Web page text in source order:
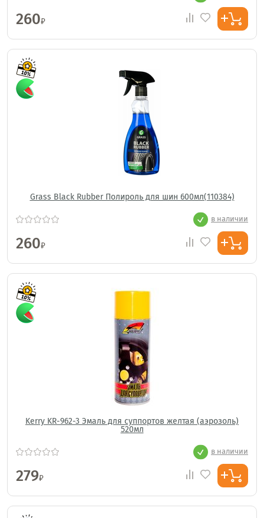
260₽
Grass Black Rubber Полироль для шин 600мл(110384)
в наличии
260₽
Kerry KR-962-3 Эмаль для суппортов желтая (аэрозоль)
520мл
в наличии
279₽